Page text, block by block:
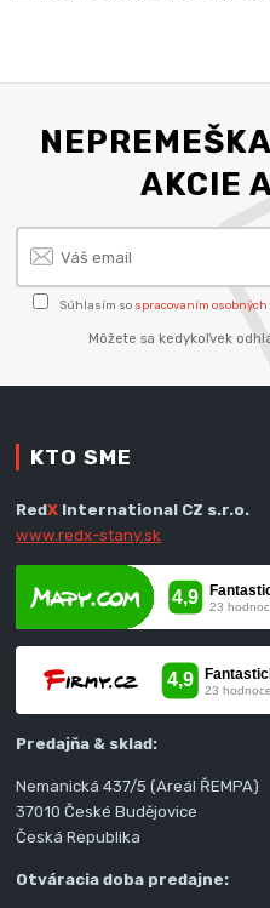
AKCIE
Súhlasím so spracovaním osobných
Môžete sa kedykoľvek
KTO SME
RedX International CZ s.r.o.
www.redx-stany.sk
Predajňa & sklad:
Nemanická 437/5 (Areál ŘEMPA)
37010 České Budějovice
Česká Republika
Otváracia doba predajne: